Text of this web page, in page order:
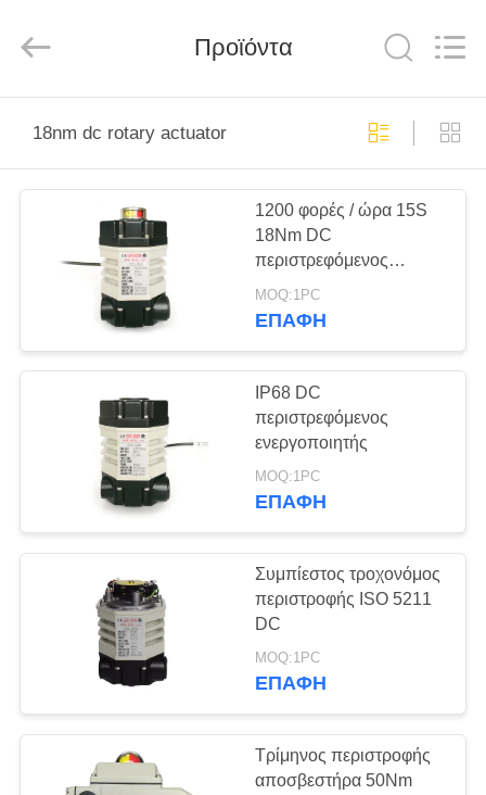
ΠΡΟΪΌΝΤΑ
ΕΜΦΆΝΙΣΗ
ΠΕΡΊΠΟΥ
ΓΎΡΟΣ
ΕΡΓΟΣΤΑΣΊΩΝ
ΠΟΙΟΤΙΚΌΣ
ΈΛΕΓΧΟΣ
ΣΕ
ΕΠΑΦΉ
Limited.
Προϊόντα
18nm dc rotary actuator
1200 φορές / ώρα 15S
18Nm DC
περιστρεφόμενος
ενεργοποιητής
MOQ:1PC
ΕΠΑΦΉ
IP68 DC
περιστρεφόμενος
ενεργοποιητής
MOQ:1PC
ΕΠΑΦΉ
Συμπίεστος τροχονόμος
περιστροφής ISO 5211
DC
MOQ:1PC
ΕΠΑΦΉ
Τρίμηνος περιστροφής
αποσβεστήρα 50Nm